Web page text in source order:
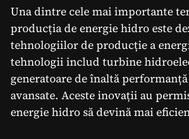
Una dintre cele mai importante
producția de energie hidro este
tehnologiilor de producție a
tehnologii includ turbine
generatoare de înaltă
avansate. Aceste inovații au
energie hidro să devină mai